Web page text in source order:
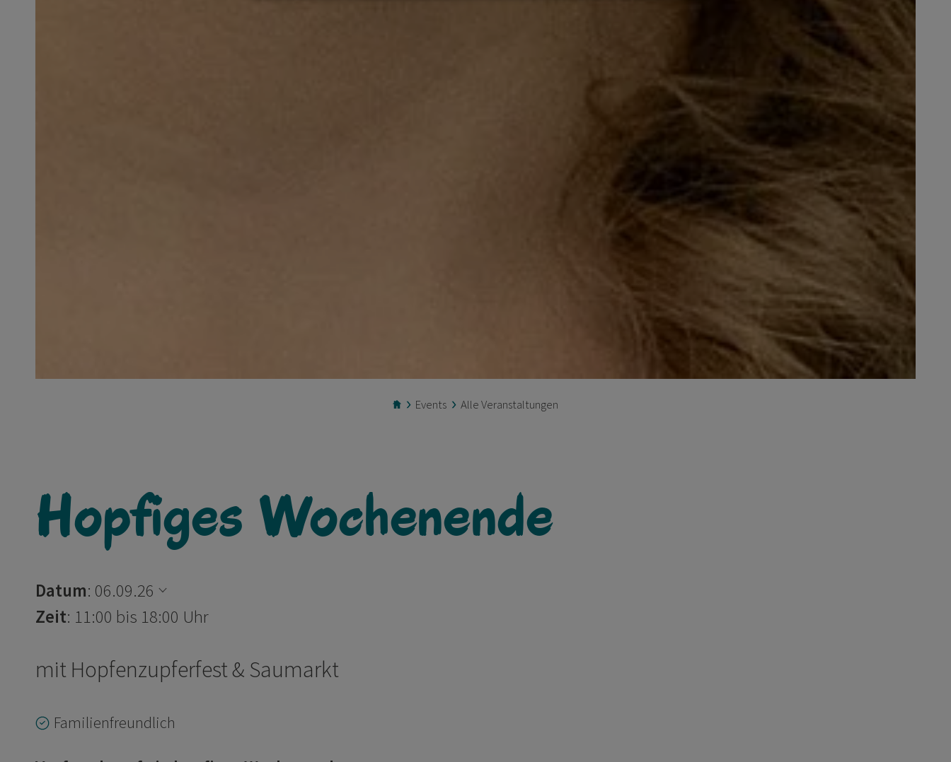
Events Alle Veranstaltungen
Hopfiges Wochenende
Datum: 06.09.26
Zeit: 11:00 bis 18:00 Uhr
mit Hopfenzupferfest & Saumarkt
Familienfreundlich